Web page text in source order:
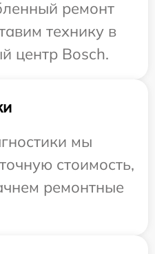
ремонт
технику в
центр Bosch.
мы
стоимость,
ремонтные